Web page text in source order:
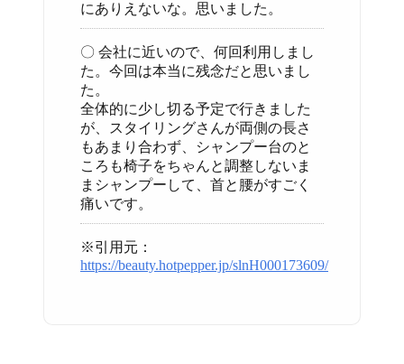
にありえないな。思いました。
〇 会社に近いので、何回利用しまし
た。今回は本当に残念だと思いまし
た。
全体的に少し切る予定で行きました
が、スタイリングさんが両側の長さ
もあまり合わず、シャンプー台のと
ころも椅子をちゃんと調整しないま
まシャンプーして、首と腰がすごく
痛いです。
※引用元：
https://beauty.hotpepper.jp/slnH000173609/